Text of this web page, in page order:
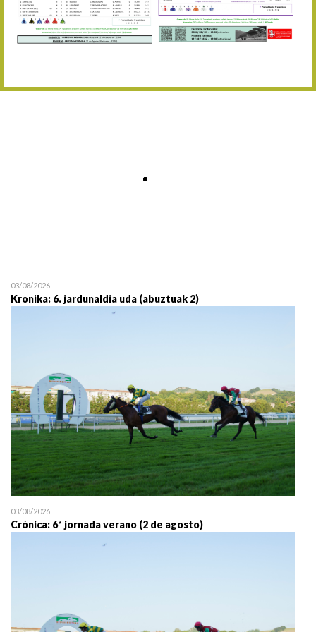
Abuztaren 12a / 12 de
15/08 17:05 Abuztuaren 15a / 15 de
30/08 17:30 Abuztuaren 30a / 30 de
19/07 11:30
03/08/2026
Kronika: 6. jardunaldia uda (abuztuak 2)
03/08/2026
Crónica: 6ª jornada verano (2 de agosto)